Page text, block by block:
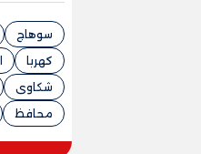
سوهاج
كهربا
شكاوى
محافظ